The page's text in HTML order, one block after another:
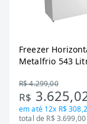
Freezer
Metalfrio 543
Tecnologia
Bivolt
R$ 4.299,00
R$
em até 12x R$
total de R$